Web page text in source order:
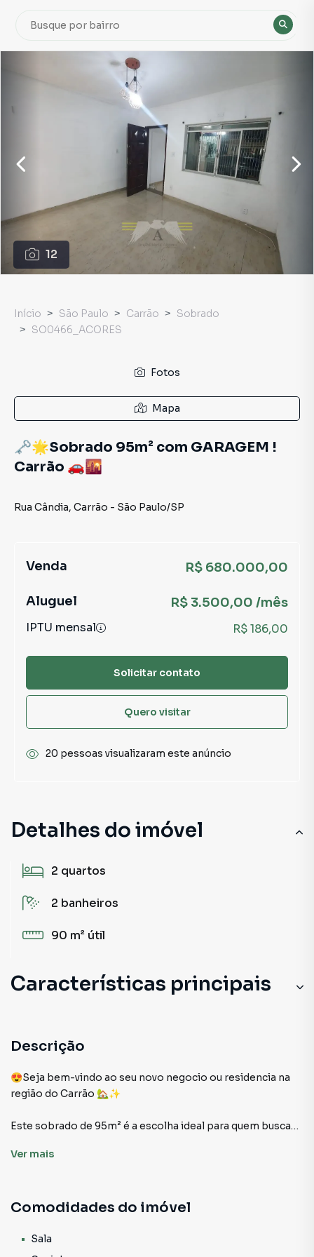
12
Detalhes do imóvel
2 quartos
2 banheiros
90 m² útil
Características principais
Cozinha
Descrição
😍Seja bem-vindo ao seu novo negocio ou residencia na
região do Carrão 🏡✨
Este sobrado de 95m² é a escolha ideal para quem busca
potencial para ser transformado no forma que se fizer
🌿 Ampla Sala iluminada, perfeita para COMERCIO DE
🍽️Cozinha NA PARTE ANEXA SALA, adaptando-se a suas
Ver mais
Comodidades do imóvel
Sala
Início São Paulo Carrão
Sobrado
SO0466_ACORES
Fotos
Mapa
🗝️🌟Sobrado 95m² com GARAGEM !
Carrão 🚗🌇
Rua Cândia, Carrão - São Paulo/SP
Venda R$ 680.000,00
Aluguel R$ 3.500,00 /mês
IPTU mensal R$ 186,00
Solicitar contato
Quero visitar
20 pessoas visualizaram este anúncio